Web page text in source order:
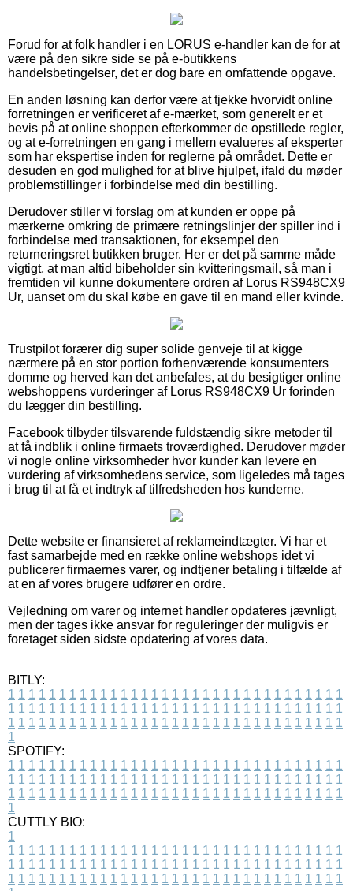
Forud for at folk handler i en LORUS e-handler kan de for at
være på den sikre side se på e-butikkens
handelsbetingelser, det er dog bare en omfattende opgave.
En anden løsning kan derfor være at tjekke hvorvidt online
forretningen er verificeret af e-mærket, som generelt er et
bevis på at online shoppen efterkommer de opstillede regler,
og at e-forretningen en gang i mellem evalueres af eksperter
som har ekspertise inden for reglerne på området. Dette er
desuden en god mulighed for at blive hjulpet, ifald du møder
problemstillinger i forbindelse med din bestilling.
Derudover stiller vi forslag om at kunden er oppe på
mærkerne omkring de primære retningslinjer der spiller ind i
forbindelse med transaktionen, for eksempel den
returneringsret butikken bruger. Her er det på samme måde
vigtigt, at man altid bibeholder sin kvitteringsmail, så man i
fremtiden vil kunne dokumentere ordren af Lorus RS948CX9
Ur, uanset om du skal købe en gave til en mand eller kvinde.
Trustpilot forærer dig super solide genveje til at kigge
nærmere på en stor portion forhenværende konsumenters
domme og herved kan det anbefales, at du besigtiger online
webshoppens vurderinger af Lorus RS948CX9 Ur forinden
du lægger din bestilling.
Facebook tilbyder tilsvarende fuldstændig sikre metoder til
at få indblik i online firmaets troværdighed. Derudover møder
vi nogle online virksomheder hvor kunder kan levere en
vurdering af virksomhedens service, som ligeledes må tages
i brug til at få et indtryk af tilfredsheden hos kunderne.
Dette website er finansieret af reklameindtægter. Vi har et
fast samarbejde med en række online webshops idet vi
publicerer firmaernes varer, og indtjener betaling i tilfælde af
at en af vores brugere udfører en ordre.
Vejledning om varer og internet handler opdateres jævnligt,
men der tages ikke ansvar for reguleringer der muligvis er
foretaget siden sidste opdatering af vores data.
BITLY:
1 1 1 1 1 1 1 1 1 1 1 1 1 1 1 1 1 1 1 1 1 1 1 1 1 1 1 1 1 1 1 1 1
1 1 1 1 1 1 1 1 1 1 1 1 1 1 1 1 1 1 1 1 1 1 1 1 1 1 1 1 1 1 1 1 1
1 1 1 1 1 1 1 1 1 1 1 1 1 1 1 1 1 1 1 1 1 1 1 1 1 1 1 1 1 1 1 1 1
1
SPOTIFY:
1 1 1 1 1 1 1 1 1 1 1 1 1 1 1 1 1 1 1 1 1 1 1 1 1 1 1 1 1 1 1 1 1
1 1 1 1 1 1 1 1 1 1 1 1 1 1 1 1 1 1 1 1 1 1 1 1 1 1 1 1 1 1 1 1 1
1 1 1 1 1 1 1 1 1 1 1 1 1 1 1 1 1 1 1 1 1 1 1 1 1 1 1 1 1 1 1 1 1
1
CUTTLY BIO:
1
1 1 1 1 1 1 1 1 1 1 1 1 1 1 1 1 1 1 1 1 1 1 1 1 1 1 1 1 1 1 1 1 1
1 1 1 1 1 1 1 1 1 1 1 1 1 1 1 1 1 1 1 1 1 1 1 1 1 1 1 1 1 1 1 1 1
1 1 1 1 1 1 1 1 1 1 1 1 1 1 1 1 1 1 1 1 1 1 1 1 1 1 1 1 1 1 1 1 1